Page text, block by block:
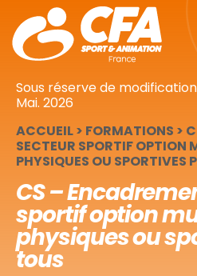
Sous réserve de
Mai. 2026
ACCUEIL> FORMATIONS >
SECTEUR SPORTIF
PHYSIQUES OU SPORTIVES
CS –
sportif option
physiques ou
tous
Panneau de gestion des cookies